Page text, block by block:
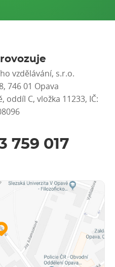
vzdělávání, s.r.o.
746 01 Opava
oddíl C, vložka 11233, IČ:
759 017